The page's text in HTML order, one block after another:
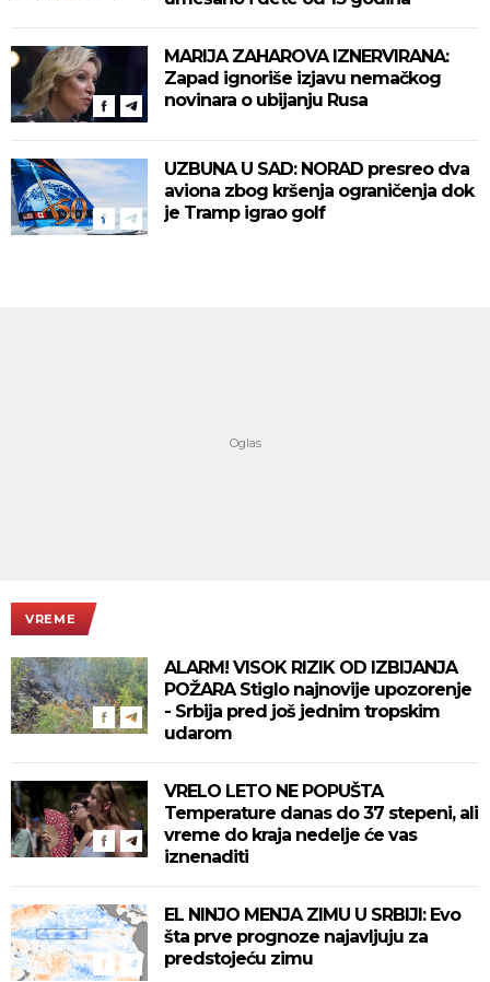
MARIJA ZAHAROVA IZNERVIRANA:
Zapad ignoriše izjavu nemačkog
novinara o ubijanju Rusa
UZBUNA U SAD: NORAD presreo dva
aviona zbog kršenja ograničenja dok
je Tramp igrao golf
VREME
ALARM! VISOK RIZIK OD IZBIJANJA
POŽARA Stiglo najnovije upozorenje
- Srbija pred još jednim tropskim
udarom
VRELO LETO NE POPUŠTA
Temperature danas do 37 stepeni, ali
vreme do kraja nedelje će vas
iznenaditi
EL NINJO MENJA ZIMU U SRBIJI: Evo
šta prve prognoze najavljuju za
predstojeću zimu